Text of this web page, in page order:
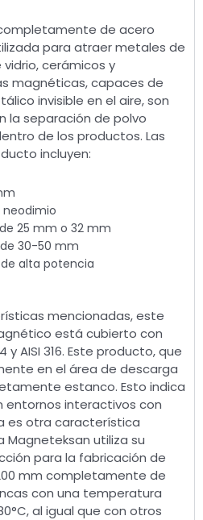
de acero
para atraer metales de
cerámicos y
magnéticas, capaces de
invisible en el aire, son
la separación de polvo
de los productos. Las
incluyen:
25 mm o 32 mm
de 30-50 mm
alta potencia
mencionadas, este
está cubierto con
y AISI 316. Este producto, que
en el área de descarga
estanco. Esto indica
entornos interactivos con
es otra característica
Magneteksan utiliza su
para la fabricación de
mm completamente de
con una temperatura
al igual que con otros